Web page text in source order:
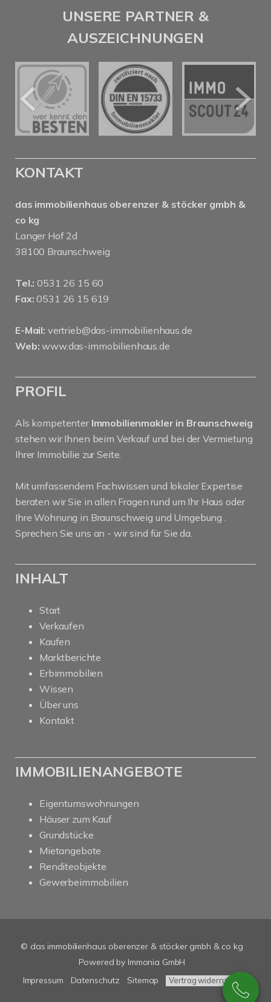
UNSERE PARTNER &
AUSZEICHNUNGEN
KONTAKT
das immobilienhaus oberenzer & stöcker gmbh &
co kg
Langer Hof 2d
38100 Braunschweig
Tel.: 0531 26 15 60
Fax: 0531 26 15 619
E-Mail: vertrieb@das-immobilienhaus.de
Web: www.das-immobilienhaus.de
PROFIL
Als kompetenter Immobilienmakler in Braunschweig
stehen wir Ihnen beim Verkauf und bei der Vermietung
Ihrer Immobilie zur Seite.
Mit umfassendem Fachwissen und lokaler Expertise
beraten wir Sie in allen Fragen rund um Ihr Haus oder
Ihre Wohnung in Braunschweig und Umgebung .
Sprechen Sie uns an - wir sind für Sie da.
INHALT
Start
Verkaufen
Kaufen
Marktberichte
Erbimmobilien
Wissen
Über uns
Kontakt
IMMOBILIENANGEBOTE
Eigentumswohnungen
Häuser zum Kauf
Grundstücke
Mietangebote
Renditeobjekte
Gewerbeimmobilien
© das immobilienhaus oberenzer & stöcker gmbh & co kg
Powered by Immonia GmbH
Impressum
Datenschutz Sitemap Vertrag widerrufen